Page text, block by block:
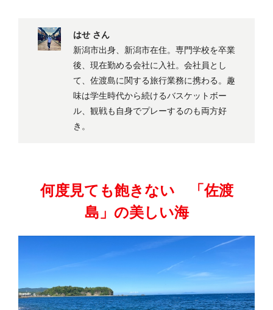
はせ さん
新潟市出身、新潟市在住。専門学校を卒業
後、現在勤める会社に入社。会社員とし
て、佐渡島に関する旅行業務に携わる。趣
味は学生時代から続けるバスケットボー
ル、観戦も自身でプレーするのも両方好
き。
何度見ても飽きない 「佐渡
島」の美しい海